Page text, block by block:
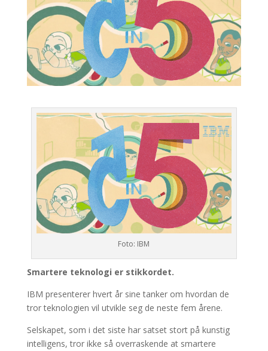
Foto: IBM
Smartere teknologi er stikkordet.
IBM presenterer hvert år sine tanker om hvordan de
tror teknologien vil utvikle seg de neste fem årene.
Selskapet, som i det siste har satset stort på kunstig
intelligens, tror ikke så overraskende at smartere